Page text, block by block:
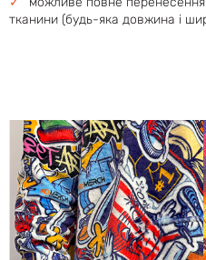
тканини (будь-яка довжина і